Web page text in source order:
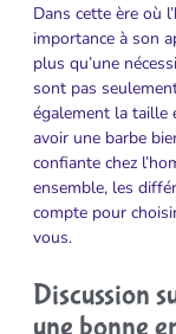
Dans cette ère où
importance à son
plus qu’une
sont pas
également la taille
avoir une barbe
confiante chez
ensemble, les
compte pour
vous.
Discussion